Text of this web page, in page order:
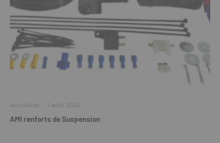
Actualités · 1 août 2026
AMI renforts de Suspension